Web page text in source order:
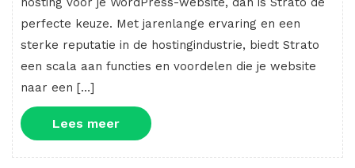
perfecte keuze. Met jarenlange ervaring en een
sterke reputatie in de hostingindustrie, biedt Strato
een scala aan functies en voordelen die je website
naar een […]
Lees meerLees
meer